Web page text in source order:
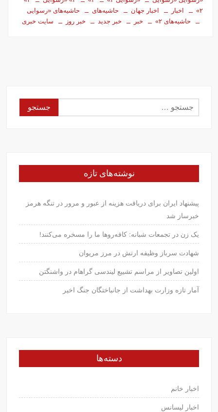
۲»
اخبار اخبار جهان حاشیه‌های
حاشیه‌های «رسوایی
حاشیه‌های ۲»
خبر خبر جدید خبر روز سایت خبری
جستجو
برای:
نوشته‌های تازه
پیشنهاد ایران برای دریافت هزینه از عبور و مرور در تنگه هرمز
خبرساز شد
یک زن در تجمعات شبانه: کافه‌روها ما را مسخره می‌کنند!
شهادت سرباز وظیفه ارتش در مرز مریوان
اولین تصاویر از مراسم تشییع لیندسی گراهام در واشنگتن
آمار تازه وزارت بهداشت از جانباختگان جنگ اخیر
دسته‌ها
اخبار خانم
اخبار لیسانس